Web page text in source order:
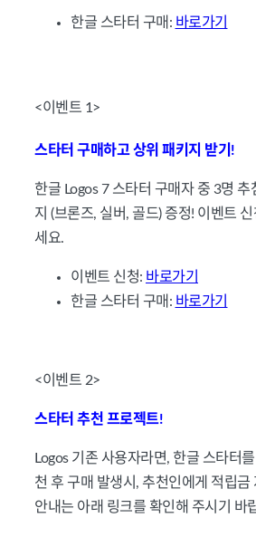
한글 스타터 구매: 바로가기
<이벤트 ️1>
스타터 구매하고 상위 패키지 받기!
한글 Logos 7 스타터 구매자 중 3명 추
지 (브론즈, 실버, 골드) 증정! 이벤트
세요.
이벤트 신청: 바로가기
한글 스타터 구매: 바로가기
<이벤트️ 2>
스타터 추천 프로젝트!
Logos 기존 사용자라면, 한글 스타터
천 후 구매 발생시, 추천인에게 적립금
안내는 아래 링크를 확인해 주시기 바